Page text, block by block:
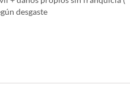
desgaste